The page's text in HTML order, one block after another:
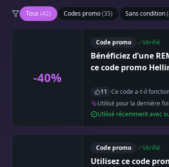
Tous (42) Codes promo(35) Sans condition(
-40%
Code promo Vérifié
Bénéficiez d’une
ce code promo
11 Ce code a-t-il
Utilisé pour la dernière
Utilisé récemment avec
Code promo Vérifié
Utilisez ce code